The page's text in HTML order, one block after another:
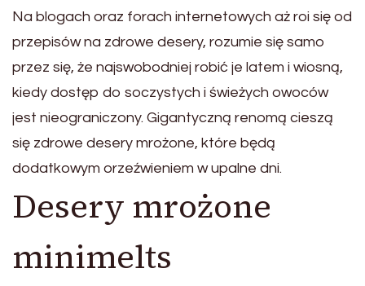
Na blogach oraz forach internetowych aż roi się od
przepisów na zdrowe desery, rozumie się samo
przez się, że najswobodniej robić je latem i wiosną,
kiedy dostęp do soczystych i świeżych owoców
jest nieograniczony. Gigantyczną renomą cieszą
się zdrowe desery mrożone, które będą
dodatkowym orzeźwieniem w upalne dni.
Desery mrożone
minimelts